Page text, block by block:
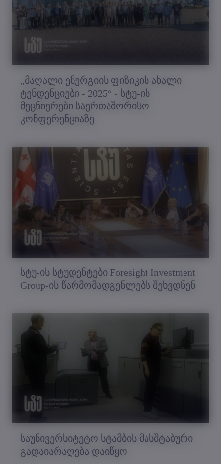
„მაღალი ენერგიის ფიზიკის ახალი
ტენდენციები - 2025“ - სტუ-ის
მეცნიერები საერთაშორისო
კონფერენციაზე
სტუ-ის სტუდენტები Foresight Investment
Group-ის წარმომადგენლებს შეხვდნენ
საუნივერსიტეტო სტამბის მასშტაბური
გადაიარაღება დაიწყო